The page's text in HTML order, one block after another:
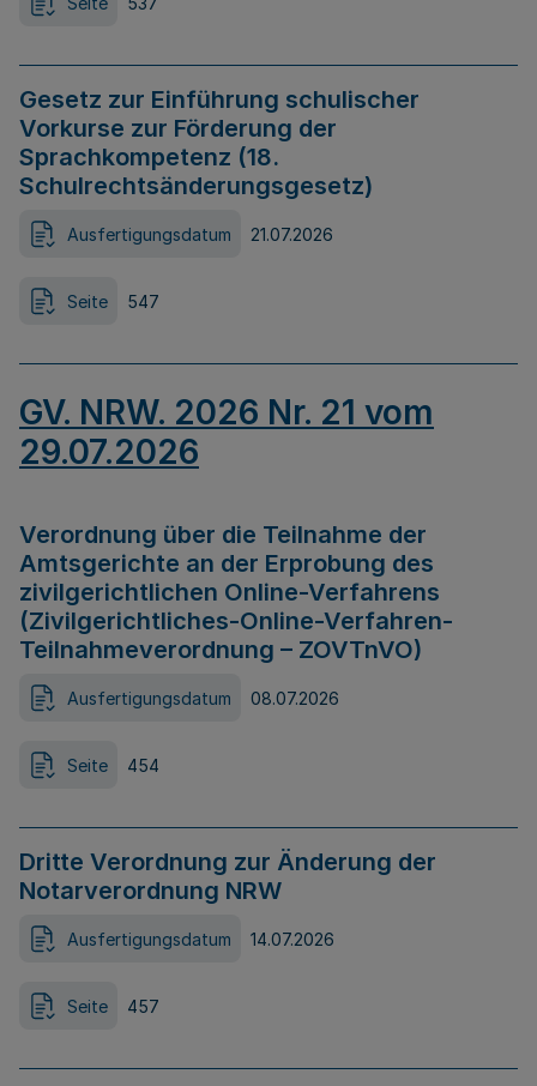
Gesetz zur Einführung schulischer
Vorkurse zur Förderung der
Sprachkompetenz (18.
Schulrechtsänderungsgesetz)
Ausfertigungsdatum 21.07.2026
Seite 547
GV. NRW. 2026 Nr. 21 vom
29.07.2026
Verordnung über die Teilnahme der
Amtsgerichte an der Erprobung des
zivilgerichtlichen Online-Verfahrens
(Zivilgerichtliches-Online-Verfahren-
Teilnahmeverordnung – ZOVTnVO)
Ausfertigungsdatum 08.07.2026
Seite 454
Dritte Verordnung zur Änderung der
Notarverordnung NRW
Ausfertigungsdatum 14.07.2026
Seite 457